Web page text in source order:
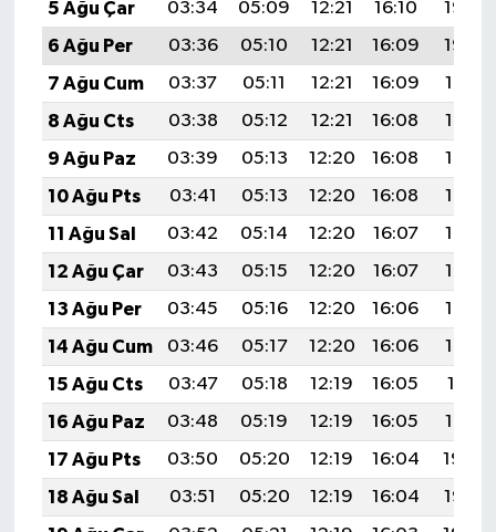
5 Ağu Çar
03:34 05:09 12:21 16:10
19:23
6 Ağu Per
03:36 05:10 12:21 16:09
19:22
7 Ağu Cum
03:37 05:11 12:21 16:09
19:21
8 Ağu Cts
03:38 05:12 12:21 16:08
19:19
9 Ağu Paz
03:39 05:13 12:20 16:08
19:18
10 Ağu Pts
03:41 05:13 12:20 16:08
19:17
11 Ağu Sal
03:42 05:14 12:20 16:07
19:16
12 Ağu Çar
03:43 05:15 12:20 16:07
19:15
13 Ağu Per
03:45 05:16 12:20 16:06
19:14
14 Ağu Cum
03:46 05:17 12:20 16:06
19:12
15 Ağu Cts
03:47 05:18 12:19 16:05
19:11
16 Ağu Paz
03:48 05:19 12:19 16:05
19:10
17 Ağu Pts
03:50 05:20 12:19 16:04
19:09
18 Ağu Sal
03:51 05:20 12:19 16:04
19:07